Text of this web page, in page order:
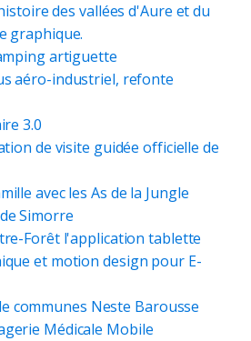
des vallées d'Aure et du
graphique.
artiguette
aéro-industriel, refonte
3.0
de visite guidée officielle de
avec les As de la Jungle
Simorre
Forêt l'application tablette
et motion design pour E-
communes Neste Barousse
Médicale Mobile